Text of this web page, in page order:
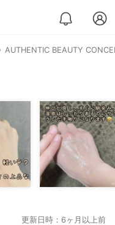
AUTHENTIC BEAUTY
更新日時：6ヶ月以上前